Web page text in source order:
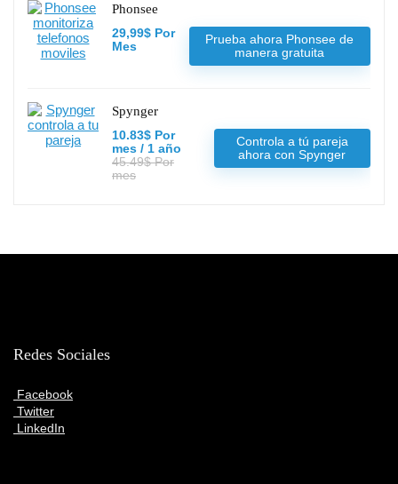
Phonsee
29,99$ Por
Mes
Prueba ahora Phonsee de
manera gratuita
Spynger
10.83$ Por
mes / 1 año
45.49$ Por
mes
Controla a tú pareja
ahora con Spynger
Redes Sociales
Facebook
Twitter
LinkedIn